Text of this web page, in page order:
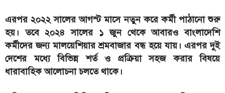
এরপর ২০২২ সালের আগস্ট মাসে নতুন করে কর্মী পাঠানো শুরু
হয়। তবে ২০২৪ সালের ১ জুন থেকে আবারও বাংলাদেশি
কর্মীদের জন্য মালয়েশিয়ার শ্রমবাজার বন্ধ হয়ে যায়। এরপর দুই
দেশের মধ্যে বিভিন্ন শর্ত ও প্রক্রিয়া সহজ করার বিষয়ে
ধারাবাহিক আলোচনা চলতে থাকে।